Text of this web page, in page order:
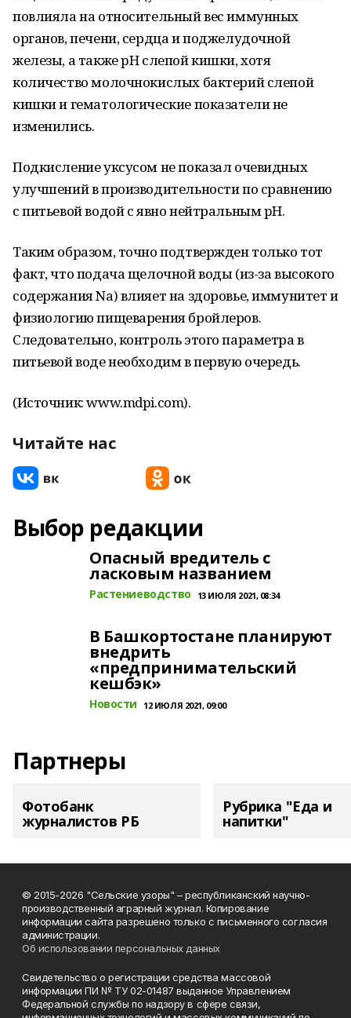
повлияла на относительный вес иммунных
органов, печени, сердца и поджелудочной
железы, а также pH слепой кишки, хотя
количество молочнокислых бактерий слепой
кишки и гематологические показатели не
изменились.
Подкисление уксусом не показал очевидных
улучшений в производительности по сравнению
с питьевой водой с явно нейтральным pH.
Таким образом, точно подтвержден только тот
факт, что подача щелочной воды (из-за высокого
содержания Na) влияет на здоровье, иммунитет и
физиологию пищеварения бройлеров.
Следовательно, контроль этого параметра в
питьевой воде необходим в первую очередь.
(Источник: www.mdpi.com).
Читайте нас
Выбор редакции
Опасный вредитель с
ласковым названием
Растениеводство 13 ИЮЛЯ 2021, 08:34
В Башкортостане планируют
внедрить
«предпринимательский
кешбэк»
Новости 12 ИЮЛЯ 2021, 09:00
Партнеры
Фотобанк
журналистов РБ
Рубрика "Еда и
напитки"
© 2015-2026 "Сельские узоры" – республиканский научно-
производственный аграрный журнал. Копирование
информации сайта разрешено только с письменного согласия
администрации.
Об использовании персональных данных
Свидетельство о регистрации средства массовой
информации ПИ № ТУ 02-01487 выданное Управлением
Федеральной службы по надзору в сфере связи,